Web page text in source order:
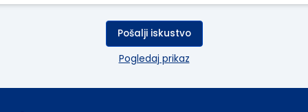
Pošalji iskustvo
Pogledaj prikaz